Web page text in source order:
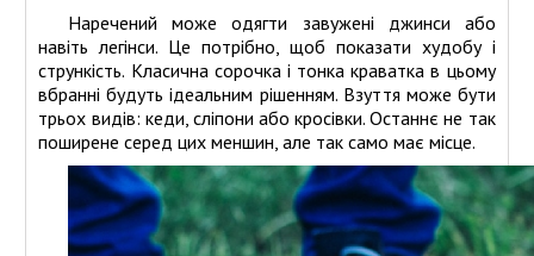
Наречений може одягти завужені джинси або
навіть легінси. Це потрібно, щоб показати худобу і
стрункість. Класична сорочка і тонка краватка в цьому
вбранні будуть ідеальним рішенням. Взуття може бути
трьох видів: кеди, сліпони або кросівки. Останнє не так
поширене серед цих меншин, але так само має місце.